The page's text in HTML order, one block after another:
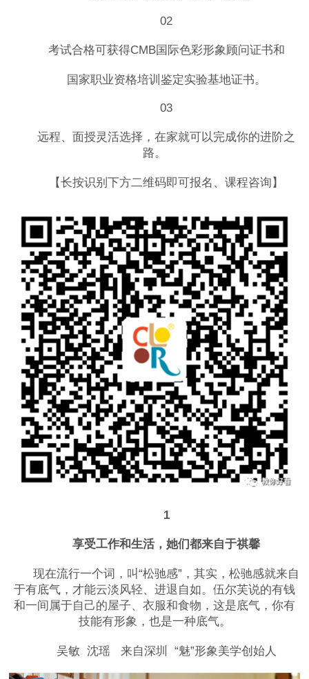
02
考试合格可获得CMB国际色彩形象顾问证书和
国家职业资格培训鉴定实验基地证书。
03
远程、面授灵活选择，在家就可以完成你的进阶之
路。
【长按识别下方二维码即可报名、课程咨询】
1
享受工作和生活，她们都来自于祺馨
现在流行一个词，叫“松驰感”，其实，松驰感就来自
于有底气，才能云淡风轻、进退自如。伍尔芙说的有钱
和一间属于自己的屋子、衣服和食物，这是底气，你有
技能有形象，也是一种底气。
吴敏 沈瑶 来自深圳 “魅”形象美学创始人